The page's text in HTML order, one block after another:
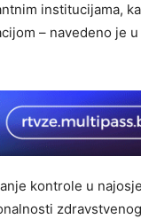
institucijama,
– navedeno je
kontrole u